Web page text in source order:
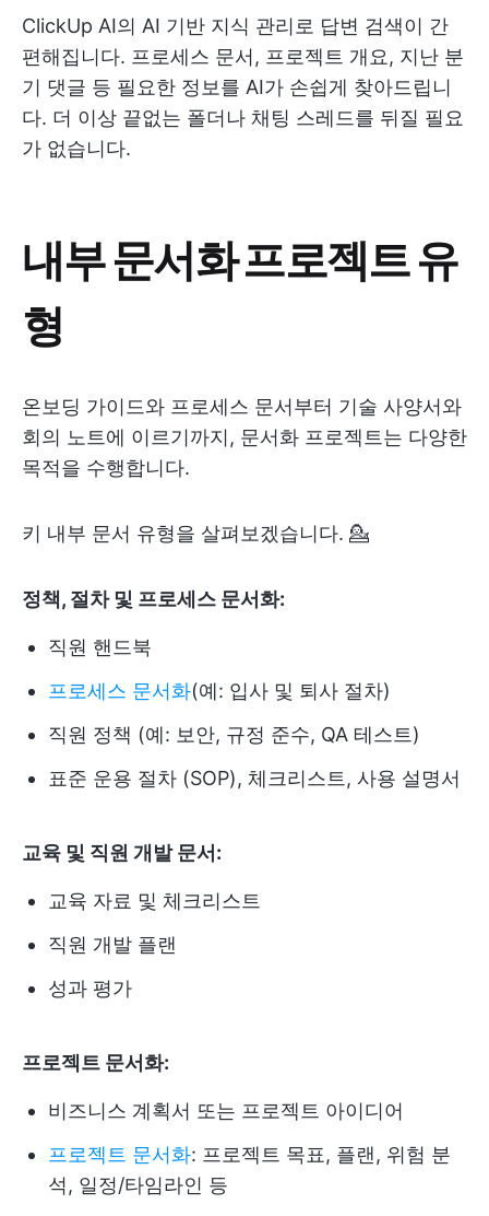
ClickUp AI의 AI 기반 지식 관리로 답변 검색이 간
편해집니다. 프로세스 문서, 프로젝트 개요, 지난 분
기 댓글 등 필요한 정보를 AI가 손쉽게 찾아드립니
다. 더 이상 끝없는 폴더나 채팅 스레드를 뒤질 필요
가 없습니다.
내부 문서화 프로젝트 유
형
온보딩 가이드와 프로세스 문서부터 기술 사양서와
회의 노트에 이르기까지, 문서화 프로젝트는 다양한
목적을 수행합니다.
키 내부 문서 유형을 살펴보겠습니다. 💁
정책, 절차 및 프로세스 문서화:
직원 핸드북
프로세스 문서화(예: 입사 및 퇴사 절차)
직원 정책 (예: 보안, 규정 준수, QA 테스트)
표준 운용 절차 (SOP), 체크리스트, 사용 설명서
교육 및 직원 개발 문서:
교육 자료 및 체크리스트
직원 개발 플랜
성과 평가
프로젝트 문서화:
비즈니스 계획서 또는 프로젝트 아이디어
프로젝트 문서화: 프로젝트 목표, 플랜, 위험 분
석, 일정/타임라인 등